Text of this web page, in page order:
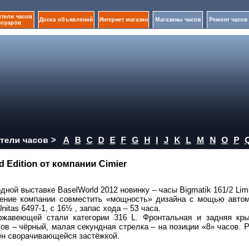
часов
Доска объявлений Интернет магазин Магазины часов Ремонт часов
часов > A B C D E F G H I J K L M N O P
Edition от компании Cimier
выставке BaselWorld 2012 новинку – часы Bigmatik 161/2
компании совместить «мощность» дизайна с мощью
6497-1, c 16½ , запас хода – 53 часа.
стали категории 316 L. Фронтальная и задняя
– чёрный, малая секундная стрелка – на позиции «8» часов.
сворачивающейся застёжкой.